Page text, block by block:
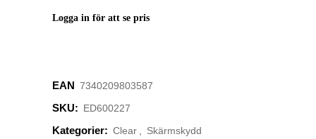
Logga in för att se pris
EAN 7340209803587
SKU: ED600227
Kategorier: Clear Skärmskydd